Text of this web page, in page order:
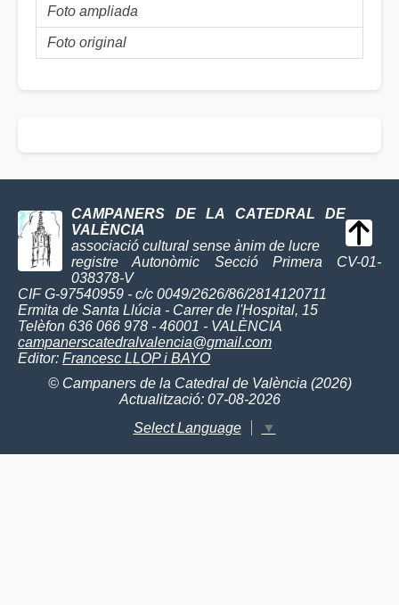
Foto ampliada
Foto original
CAMPANERS DE LA CATEDRAL DE
VALÈNCIA
associació cultural sense ànim de lucre
registre Autonòmic Secció Primera CV-01-
038378-V
CIF G-97540959 - c/c 0049/2626/86/2814120711
Ermita de Santa Llúcia - Carrer de l'Hospital, 15
Telèfon 636 066 978 - 46001 - VALÈNCIA
campanerscatedralvalencia@gmail.com
Editor: Francesc LLOP i BAYO
© Campaners de la Catedral de València (2026)
Actualització: 07-08-2026
Select Language
▼